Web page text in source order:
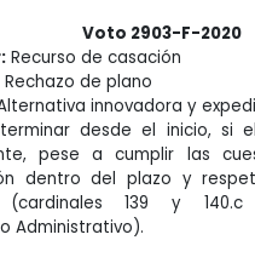
Voto 2903-F-2020
Recurso de casación
Rechazo de plano
innovadora y
desde el inicio, si
pese a cumplir las
dentro del plazo y
(cardinales 139 y 140.c
Administrativo).